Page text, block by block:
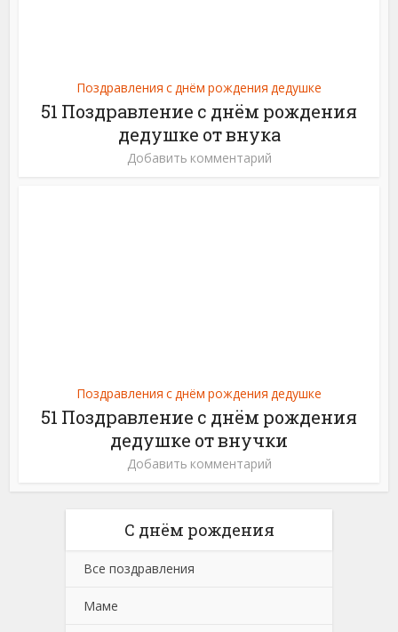
Поздравления с днём рождения дедушке
51 Поздравление с днём рождения
дедушке от внука
Добавить комментарий
Поздравления с днём рождения дедушке
51 Поздравление с днём рождения
дедушке от внучки
Добавить комментарий
С днём рождения
Все поздравления
Маме